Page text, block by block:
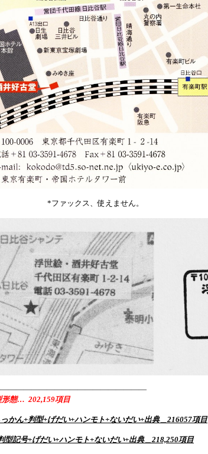
*ファックス、使えません。
形態… 202,159項目
かん+判型+げだい+ハンモト+ないだい+出典＿216057項目
記号+げだい+ハンモト+ないだい+出典＿218,250項目